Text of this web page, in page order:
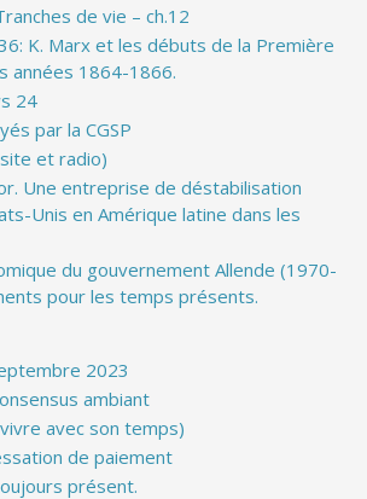
de vie – ch.12
K. Marx et les débuts de la Première
années 1864-1866.
24
par la CGSP
et radio)
Une entreprise de déstabilisation
Unis en Amérique latine dans les
du gouvernement Allende (1970-
pour les temps présents.
2023
ambiant
avec son temps)
de paiement
présent.